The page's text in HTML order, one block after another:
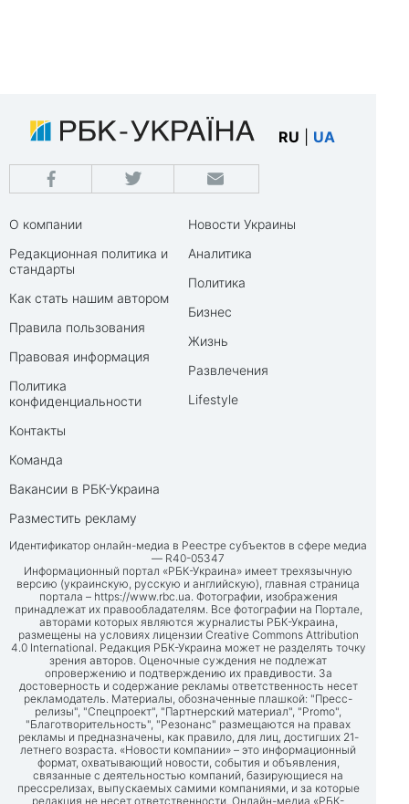
RU UA
О компании
Редакционная политика и
стандарты
Как стать нашим автором
Правила пользования
Правовая информация
Политика
конфиденциальности
Контакты
Команда
Вакансии в РБК-Украина
Разместить рекламу
Новости Украины
Аналитика
Политика
Бизнес
Жизнь
Развлечения
Lifestyle
Идентификатор онлайн-медиа в Реестре субъектов в сфере медиа
— R40-05347
Информационный портал «РБК-Украина» имеет трехязычную
версию (украинскую, русскую и английскую), главная страница
портала – https://www.rbc.ua. Фотографии, изображения
принадлежат их правообладателям. Все фотографии на Портале,
авторами которых являются журналисты РБК-Украина,
размещены на условиях лицензии Creative Commons Attribution
4.0 International. Редакция РБК-Украина может не разделять точку
зрения авторов. Оценочные суждения не подлежат
опровержению и подтверждению их правдивости. За
достоверность и содержание рекламы ответственность несет
рекламодатель. Материалы, обозначенные плашкой: "Пресс-
релизы", "Спецпроект", "Партнерский материал", "Promo",
"Благотворительность", "Резонанс" размещаются на правах
рекламы и предназначены, как правило, для лиц, достигших 21-
летнего возраста. «Новости компании» – это информационный
формат, охватывающий новости, события и объявления,
связанные с деятельностью компаний, базирующиеся на
прессрелизах, выпускаемых самими компаниями, и за которые
редакция не несет ответственности. Онлайн-медиа «РБК-